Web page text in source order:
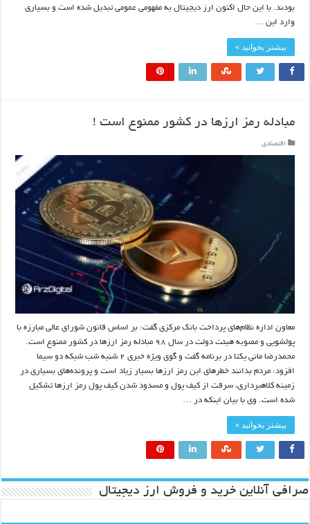
بودند. با این حال اکنون ارز دیجیتال به مفهومی عمومی تبدیل شده است و بسیاری
وارد این …
بیشتر بخوانید »
مبادله رمز ارزها در کشور ممنوع است !
اقتصادی
معاون اداره نظام‌های پرداخت بانک مرکزی گفت: بر اساس قانون شورای عالی مبارزه با
پولشویی و مصوبه هیئت دولت در سال ۹۸ مبادله رمز ارزها در کشور ممنوع است.
محمدرضا مانی یکتا در برنامه گفت و گوی ویژه خبری ۲ شنبه شب شبکه دو سیما
افزود: مردم بدانند خطرهای این رمز ارزها بسیار زیاد است و پرونده‌های بسیاری در
زمینه کلاهبرداری، سرقت از کیف پول و مسدود شدن کیف پول رمز ارزها تشکیل
شده است. وی با بیان اینکه در …
بیشتر بخوانید »
صرافی آنلاین خرید و فروش ارز دیجیتال